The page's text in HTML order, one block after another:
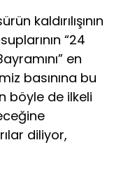
kaldırılışının
“24
en
basınına bu
böyle de ilkeli
diliyor,